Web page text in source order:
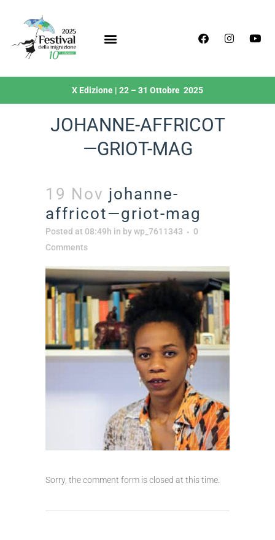
X Edizione | 22 – 31 Ottobre 2025
JOHANNE-AFFRICOT
—GRIOT-MAG
19 Nov johanne-
affricot—griot-mag
Posted at 08:49h in bywp_7611343
0
Comments
Sorry, the comment form is closed at this time.